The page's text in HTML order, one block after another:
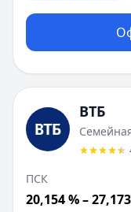
ВТБ
ПСК
20,154 % –